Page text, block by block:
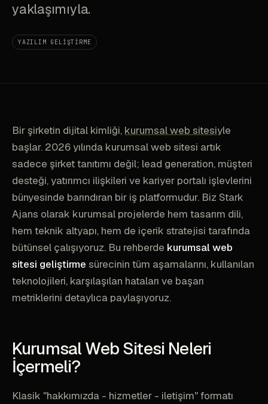
yaklaşımıyla.
YAZILIM GELIŞTIRME
Bir şirketin dijital kimliği, kurumsal web sitesiyle
başlar. 2026 yılında kurumsal web sitesi artık
sadece şirket tanıtımı değil; lead generation, müşteri
desteği, yatırımcı ilişkileri ve kariyer portalı işlevlerini
bünyesinde barındıran bir iş platformudur. Biz Stark
Ajans olarak kurumsal projelerde hem tasarım dili,
hem teknik altyapı, hem de içerik stratejisi tarafında
bütünsel çalışıyoruz. Bu rehberde kurumsal web
sitesi geliştirme sürecinin tüm aşamalarını, kullanılan
teknolojileri, karşılaşılan hataları ve başarı
metriklerini detaylıca paylaşıyoruz.
Kurumsal Web Sitesi Neleri
İçermeli?
Klasik "hakkımızda - hizmetler - iletişim" formatı